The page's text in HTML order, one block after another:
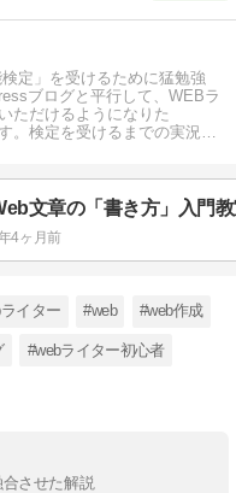
定」を受けるために猛勉強
ブログと平行して、WEBラ
ただけるようになりた
。検定を受けるまでの実況ブ
4ヶ月前
イター #web #web作成
#webライター初心者
させた解説